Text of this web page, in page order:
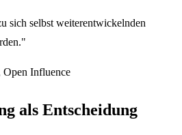
sich selbst weiterentwickelnden
Influence
als Entscheidung